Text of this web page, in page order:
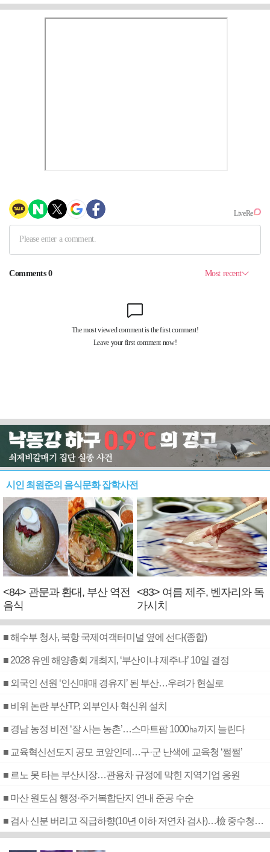
시인 최원준의 음식문화 잡학사전
<84> 관문과 환대, 부산 역전
음식
<83> 여름 제주, 벤자리와 독
가시치
■ 해수부 청사, 북항 국제여객터미널 옆에 선다(종합)
■ 2028 유엔 해양총회 개최지, ‘부산이냐 제주냐’ 10일 결정
■ 외국인 선원 ‘인신매매 경유지’ 된 부산…우려가 현실로
■ 비위 논란 부산TP, 외부인사 혁신위 설치
■ 경남 농정 비전 ‘잘 사는 농촌’…스마트팜 1000㏊까지 늘린다
■ 교육혁신선도지 공모 코앞인데…구·군 난색에 교육청 ‘쩔쩔’
■ 르노 못 타는 부산시장…관용차 규정에 막힌 지역기업 응원
■ 마산 원도심 행정·주거복합단지 연내 준공 수순
■ 검사 신분 버리고 직급하향(10년 이하 저연차 검사)…檢 중수청행 기피